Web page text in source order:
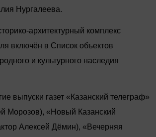
Нургалеева.
архитектурный комплекс
включён в Список объектов
и культурного наследия
выпуски газет «Казанский телеграф»
Морозов), «Новый Казанский
Алексей Дёмин), «Вечерняя